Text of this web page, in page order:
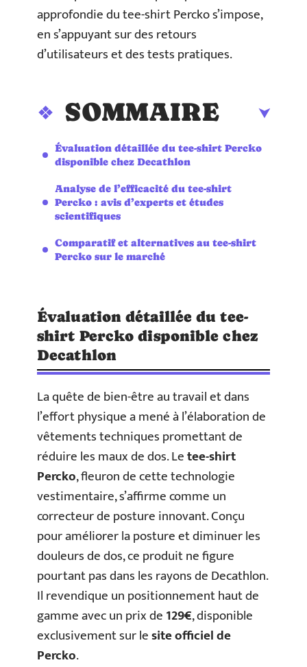
approfondie du tee-shirt Percko s’impose,
en s’appuyant sur des retours
d’utilisateurs et des tests pratiques.
SOMMAIRE
Évaluation détaillée du tee-shirt Percko
disponible chez Decathlon
Analyse de l’efficacité du tee-shirt
Percko : avis d’experts et études
scientifiques
Comparatif et alternatives au tee-shirt
Percko sur le marché
Évaluation détaillée du tee-
shirt Percko disponible chez
Decathlon
La quête de bien-être au travail et dans
l’effort physique a mené à l’élaboration de
vêtements techniques promettant de
réduire les maux de dos. Letee-shirt
Percko, fleuron de cette technologie
vestimentaire, s’affirme comme un
correcteur de posture innovant. Conçu
pour améliorer la posture et diminuer les
douleurs de dos, ce produit ne figure
pourtant pas dans les rayons de Decathlon.
Il revendique un positionnement haut de
gamme avec un prix de129€, disponible
exclusivement sur lesite officiel de
Percko.